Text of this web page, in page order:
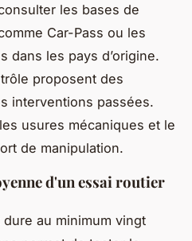
les bases de
Car-Pass ou les
dans les pays d’origine.
proposent des
interventions passées.
usures mécaniques et le
de manipulation.
d'un essai routier
au minimum vingt